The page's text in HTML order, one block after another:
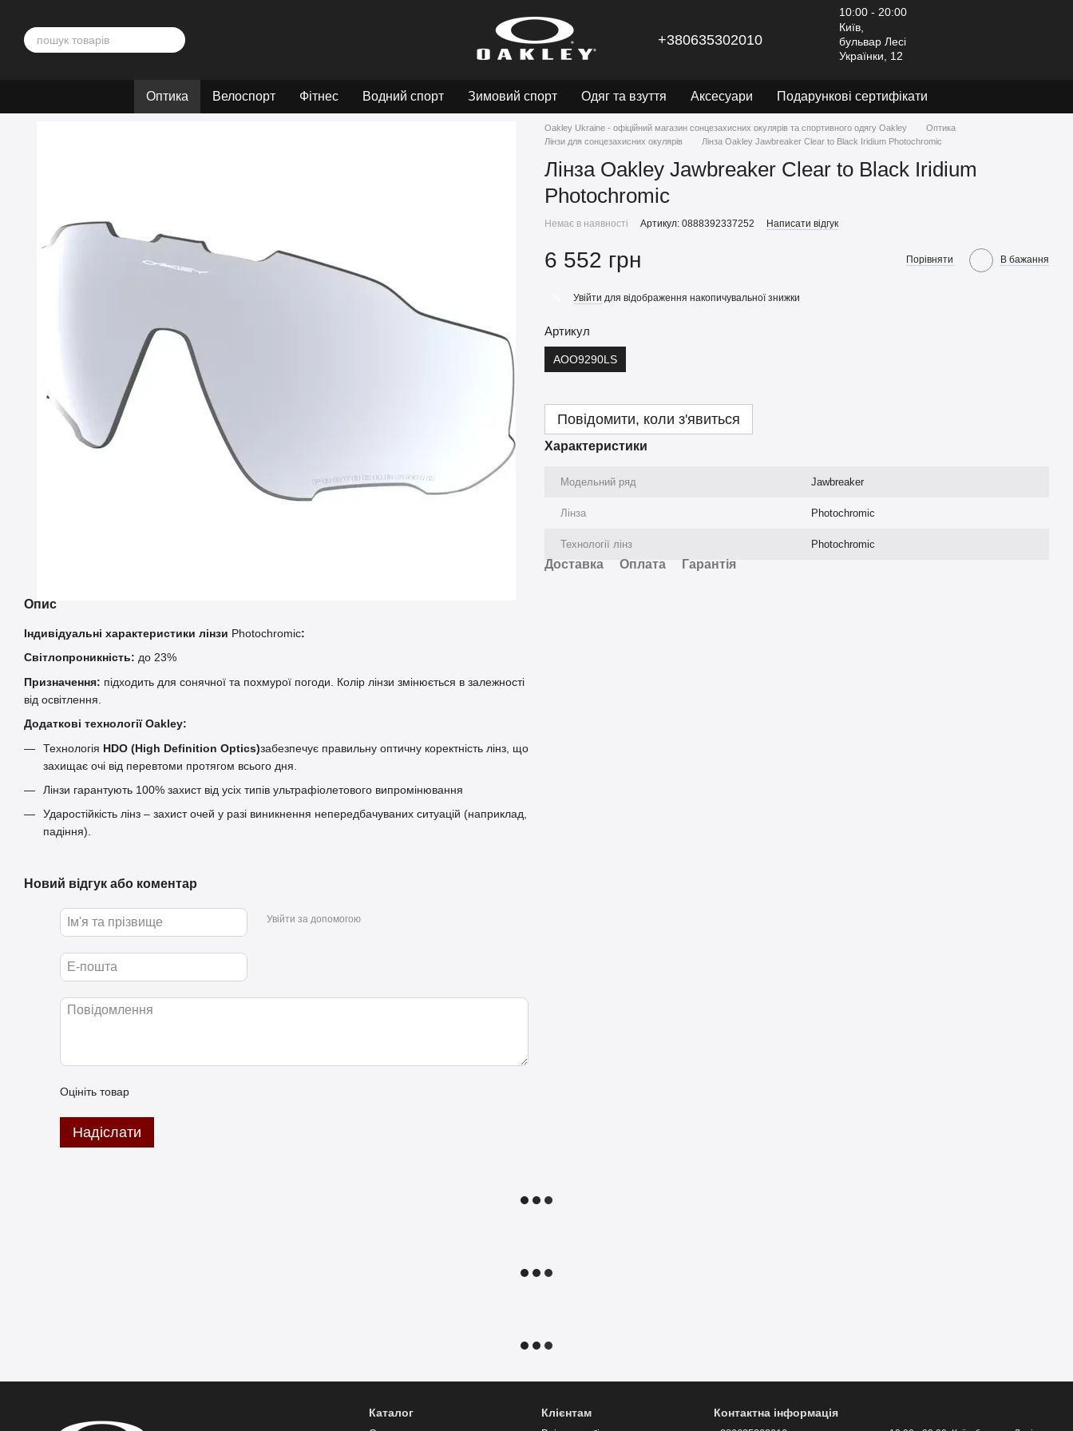
+380635302010
10:00 - 20:00
Київ,
бульвар Лесі
Українки, 12
Оптика Велоспорт Фітнес Водний спорт Зимовий спорт Одяг та взуття Аксесуари Подарункові сертифікати
Опис
Iндивідуальні характеристики лінзи Photochromic:
Світлопроникність: до 23%
Призначення: підходить для сонячної та похмурої погоди. Колір лінзи змінюється в залежності
від освітлення.
Додаткові технологіїOakley:
Технологія HDO (High Definition Optics)забезпечує правильну оптичну коректність лінз, що
захищає очі від перевтоми протягом всього дня.
Лiнзи гарантують 100% захист від усіх типів ультрафіолетового випромінювання
Ударостійкість лінз – захист очей у разі виникнення непередбачуваних ситуацій (наприклад,
падіння).
Новий відгук або коментар
Увійти за допомогою
Оцініть товар
Надіслати
Oakley Ukraine - офіційний магазин сонцезахисних окулярів та спортивного одягу Oakley
Оптика
Лінзи для сонцезахисних окулярів
Лінза Oakley Jawbreaker Clear to Black Iridium Photochromic
Лінза Oakley Jawbreaker Clear to Black Iridium
Photochromic
Немає в наявності Артикул: 0888392337252 Написати відгук
6 552 грн Порівняти В бажання
Увійти для відображення накопичувальної знижки
Артикул
AOO9290LS
Повідомити, коли з'явиться
Характеристики
Модельний ряд Jawbreaker
Лінза Photochromic
Технології лінз Photochromic
Доставка Оплата Гарантія
Каталог Клієнтам Контактна інформація